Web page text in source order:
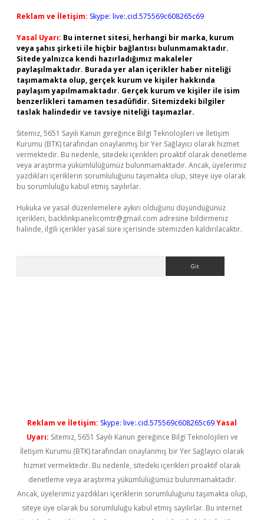
Reklam ve İletişim: Skype: live:.cid.575569c608265c69
Yasal Uyarı: Bu internet sitesi, herhangi bir marka, kurum
veya şahıs şirketi ile hiçbir bağlantısı bulunmamaktadır.
Sitede yalnızca kendi hazırladığımız makaleler
paylaşılmaktadır. Burada yer alan içerikler haber niteliği
taşımamakta olup, gerçek kurum ve kişiler hakkında
paylaşım yapılmamaktadır. Gerçek kurum ve kişiler ile isim
benzerlikleri tamamen tesadüfidir. Sitemizdeki bilgiler
taslak halindedir ve tavsiye niteliği taşımazlar.
Sitemiz, 5651 Sayılı Kanun gereğince Bilgi Teknolojileri ve İletişim
Kurumu (BTK) tarafından onaylanmış bir Yer Sağlayıcı olarak hizmet
vermektedir. Bu nedenle, sitedeki içerikleri proaktif olarak denetleme
veya araştırma yükümlülüğümüz bulunmamaktadır. Ancak, üyelerimiz
yazdıkları içeriklerin sorumluluğunu taşımakta olup, siteye üye olarak
bu sorumluluğu kabul etmiş sayılırlar.
Hukuka ve yasal düzenlemelere aykırı olduğunu düşündüğünüz
içerikleri, backlinkpanelicomtr@gmail.com adresine bildirmeniz
halinde, ilgili içerikler yasal süre içerisinde sitemizden kaldırılacaktır.
Reklam ve İletişim: Skype: live:.cid.575569c608265c69Yasal
Uyarı: Sitemiz, 5651 Sayılı Kanun gereğince Bilgi Teknolojileri ve
İletişim Kurumu (BTK) tarafından onaylanmış bir Yer Sağlayıcı olarak
hizmet vermektedir. Bu nedenle, sitedeki içerikleri proaktif olarak
denetleme veya araştırma yükümlülüğümüz bulunmamaktadır.
Ancak, üyelerimiz yazdıkları içeriklerin sorumluluğunu taşımakta olup,
siteye üye olarak bu sorumluluğu kabul etmiş sayılırlar. Bu internet